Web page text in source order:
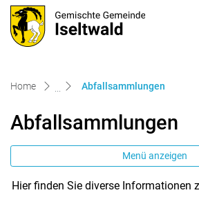
Iseltwald
Home Abfallsammlungen
Abfallsammlungen
Menü anzeigen
Hier finden Sie diverse Informationen